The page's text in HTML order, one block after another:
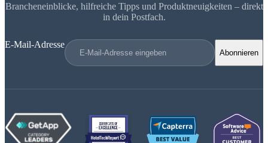
Brancheneinblicke, hilfreiche Tipps und Produktneuigkeiten – direkt
in dein Postfach.
E-Mail-Adresse
Abonnieren